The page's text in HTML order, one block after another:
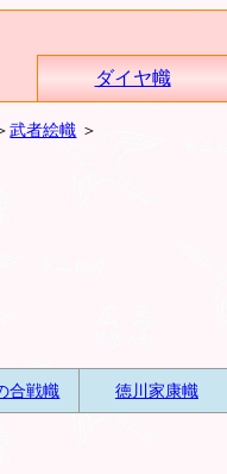
ダイヤ幟
武者絵幟 ＞
合戦幟 徳川家康幟